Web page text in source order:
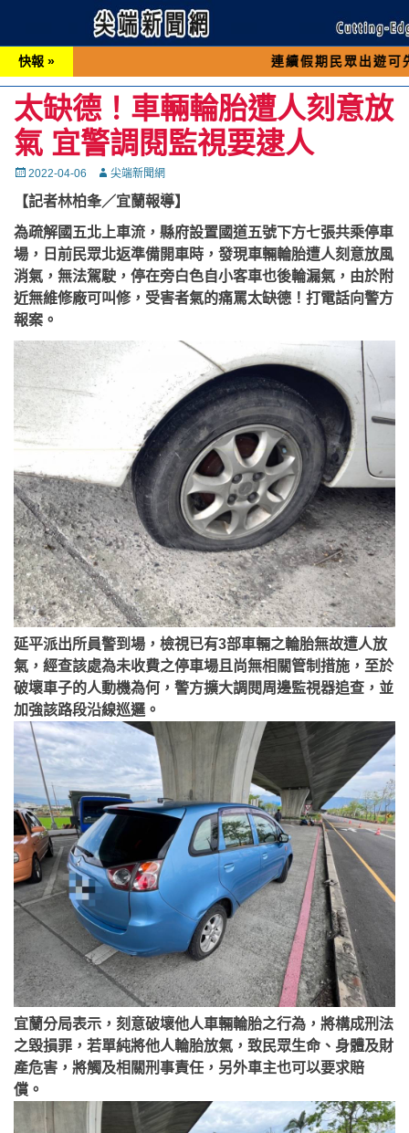
快報 » 連續假期民眾出遊可先撥打交通
太缺德！車輛輪胎遭人刻意放
氣 宜警調閱監視要逮人
Posted
2022-04-06 Autor尖端新聞網
【記者林柏夆／宜蘭報導】
為疏解國五北上車流，縣府設置國道五號下方七張共乘停車
場，日前民眾北返準備開車時，發現車輛輪胎遭人刻意放風
消氣，無法駕駛，停在旁白色自小客車也後輪漏氣，由於附
近無維修廠可叫修，受害者氣的痛罵太缺德！打電話向警方
報案。
延平派出所員警到場，檢視已有3部車輛之輪胎無故遭人放
氣，經查該處為未收費之停車場且尚無相關管制措施，至於
破壞車子的人動機為何，警方擴大調閱周邊監視器追查，並
加強該路段沿線巡邏。
宜蘭分局表示，刻意破壞他人車輛輪胎之行為，將構成刑法
之毀損罪，若單純將他人輪胎放氣，致民眾生命、身體及財
產危害，將觸及相關刑事責任，另外車主也可以要求賠
償。